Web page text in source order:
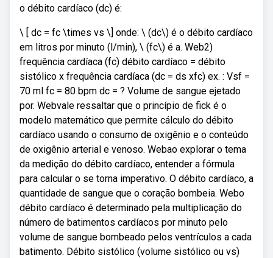
o débito cardíaco (dc) é:
\ [ dc = fc \times vs \] onde: \ (dc\) é o débito cardíaco
em litros por minuto (l/min), \ (fc\) é a. Web2)
frequência cardíaca (fc) débito cardíaco = débito
sistólico x frequência cardíaca (dc = ds xfc) ex. : Vsf =
70 ml fc = 80 bpm dc = ? Volume de sangue ejetado
por. Webvale ressaltar que o princípio de fick é o
modelo matemático que permite cálculo do débito
cardíaco usando o consumo de oxigênio e o conteúdo
de oxigênio arterial e venoso. Webao explorar o tema
da medição do débito cardíaco, entender a fórmula
para calcular o se torna imperativo. O débito cardíaco, a
quantidade de sangue que o coração bombeia. Webo
débito cardíaco é determinado pela multiplicação do
número de batimentos cardíacos por minuto pelo
volume de sangue bombeado pelos ventrículos a cada
batimento. Débito sistólico (volume sistólico ou vs)